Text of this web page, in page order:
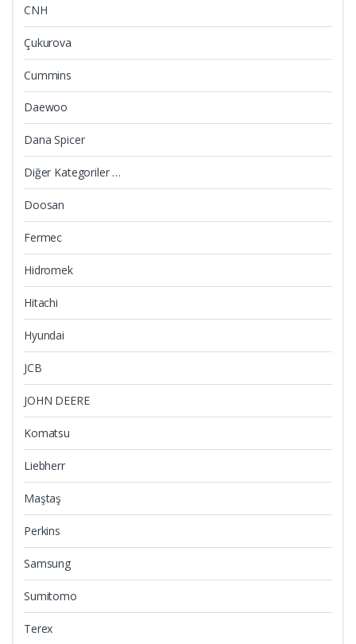
CNH
Çukurova
Cummins
Daewoo
Dana Spicer
Diğer Kategoriler …
Doosan
Fermec
Hidromek
Hitachi
Hyundai
JCB
JOHN DEERE
Komatsu
Liebherr
Maştaş
Perkins
Samsung
Sumitomo
Terex